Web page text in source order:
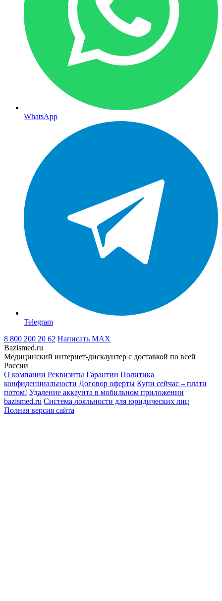
WhatsApp
Telegram
8 800 200 20 62 Написать MAX
Bazismed.ru
Медицинский интернет-дискаунтер с доставкой по всей
России
О компании Реквизиты Гарантии Политика
конфиденциальности Договор оферты Купи сейчас – плати
потом! Удаление аккаунта в мобильном приложении
bazismed.ru Система лояльности для юридических лиц
Полная версия сайта